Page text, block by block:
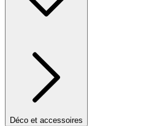
Déco et accessoires